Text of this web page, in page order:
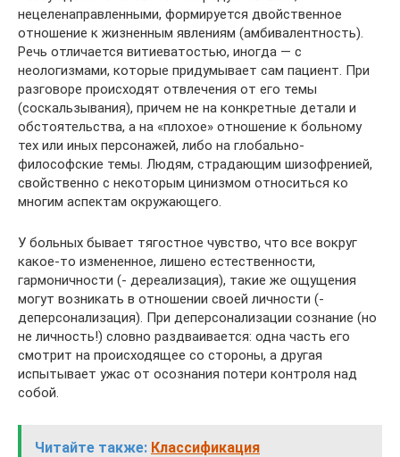
нецеленаправленными, формируется двойственное
отношение к жизненным явлениям (амбивалентность).
Речь отличается витиеватостью, иногда — с
неологизмами, которые придумывает сам пациент. При
разговоре происходят отвлечения от его темы
(соскальзывания), причем не на конкретные детали и
обстоятельства, а на «плохое» отношение к больному
тех или иных персонажей, либо на глобально-
философские темы. Людям, страдающим шизофренией,
свойственно с некоторым цинизмом относиться ко
многим аспектам окружающего.
У больных бывает тягостное чувство, что все вокруг
какое-то измененное, лишено естественности,
гармоничности (- дереализация), такие же ощущения
могут возникать в отношении своей личности (-
деперсонализация). При деперсонализации сознание (но
не личность!) словно раздваивается: одна часть его
смотрит на происходящее со стороны, а другая
испытывает ужас от осознания потери контроля над
собой.
Читайте также: Классификация